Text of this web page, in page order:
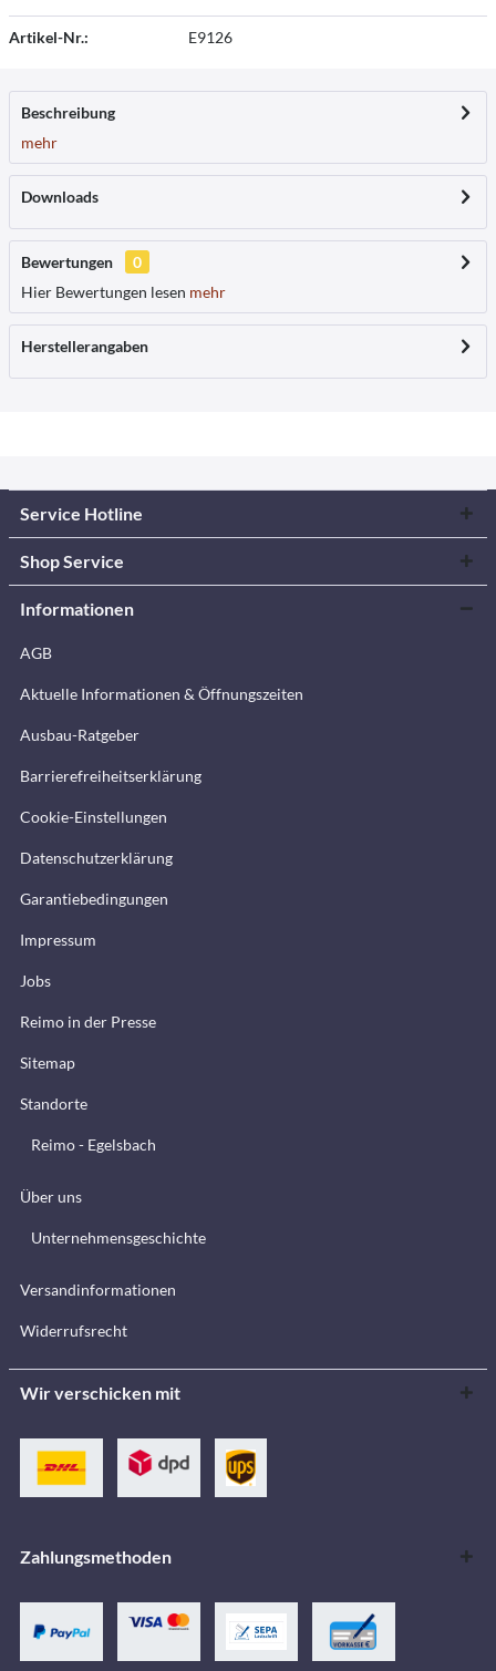
Artikel-Nr.: E9126
Beschreibung
mehr
Downloads
Bewertungen
0
Hier Bewertungen lesen mehr
Herstellerangaben
Service Hotline
Shop Service
Informationen
AGB
Aktuelle Informationen & Öffnungszeiten
Ausbau-Ratgeber
Barrierefreiheitserklärung
Cookie-Einstellungen
Datenschutzerklärung
Garantiebedingungen
Impressum
Jobs
Reimo in der Presse
Sitemap
Standorte
Reimo - Egelsbach
Über uns
Unternehmensgeschichte
Versandinformationen
Widerrufsrecht
Wir verschicken mit
Zahlungsmethoden